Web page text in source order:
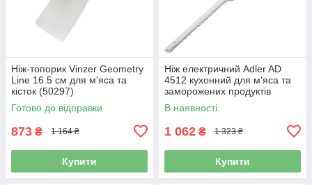
Ніж-топорик Vinzer Geometry
Line 16.5 см для м'яса та
кісток (50297)
Готово до відправки
873 ₴ 1 164 ₴
Купити
Ніж електричний Adler AD
4512 кухонний для м'яса та
заморожених продуктів
В наявності
1 062 ₴ 1 323 ₴
Купити